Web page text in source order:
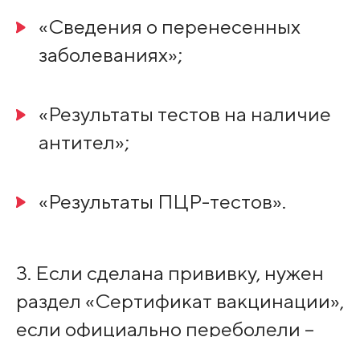
«Сведения о перенесенных
заболеваниях»;
«Результаты тестов на наличие
антител»;
«Результаты ПЦР-тестов».
3. Если сделана прививку, нужен
раздел «Сертификат вакцинации»,
если официально переболели –